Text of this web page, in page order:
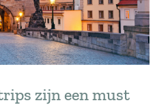
zijn een must